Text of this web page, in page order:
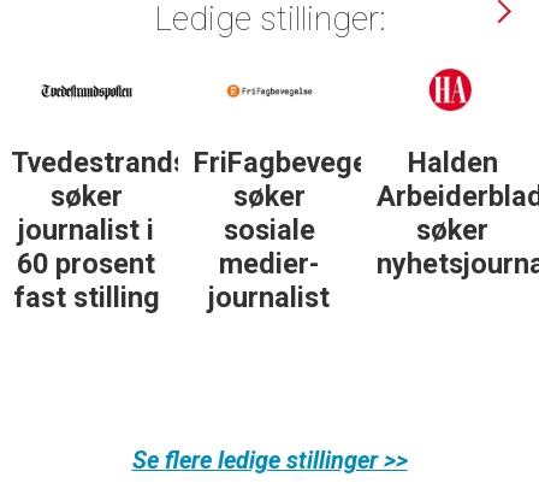
Ledige stillinger:
Tvedestrandsposten
søker
journalist i
60 prosent
fast stilling
FriFagbevegelse
søker
sosiale
medier-
journalist
Halden
søker
Se flere ledige stillinger >>